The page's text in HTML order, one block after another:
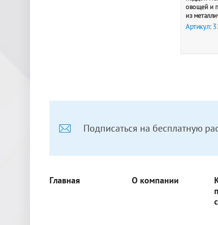
овощей и
из
Артикул:
Подписаться на бесплатную
Главная О компании